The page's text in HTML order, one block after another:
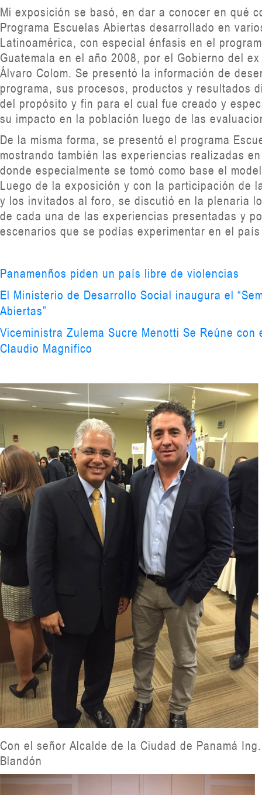
Mi exposición se basó, en dar a conocer en qué
Programa Escuelas Abiertas desarrollado en
Latinoamérica, con especial énfasis en el
Guatemala en el año 2008, por el Gobierno del
Álvaro Colom. Se presentó la información de
programa, sus procesos, productos y resultados
del propósito y fin para el cual fue creado y
su impacto en la población luego de las
De la misma forma, se presentó el programa
mostrando también las experiencias realizadas
donde especialmente se tomó como base el
Luego de la exposición y con la participación de
y los invitados al foro, se discutió en la plenaria
de cada una de las experiencias presentadas y
escenarios que se podías experimentar en el
Panamenños piden un país libre de violencias
El Ministerio de Desarrollo Social inaugura el
Abiertas”
Viceministra Zulema Sucre Menotti Se Reúne con
Claudio Magnifico
Con el señor Alcalde de la Ciudad de Panamá
Blandón